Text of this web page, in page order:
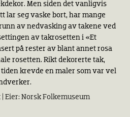
Men siden det vanligvis
lar seg vaske bort, har mange
av nedvasking av takene ved
av takrosetten i «Et
på rester av blant annet rosa
rosetten. Rikt dekorerte tak,
krevde en maler som var vel
Norsk Folkemuseum